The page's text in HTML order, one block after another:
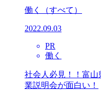
働く （すべて）
2022.09.03
PR
働く
社会人必見！！富
業説明会が面白い！